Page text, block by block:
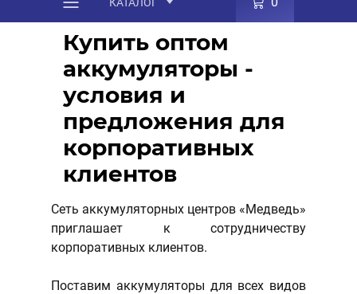
Оптовым покупателям
Купить оптом
аккумуляторы -
условия и
предложения для
корпоративных
клиентов
Сеть аккумуляторных центров «Медведь»
приглашает к сотрудничеству
корпоративных клиентов.
Поставим аккумуляторы для всех видов